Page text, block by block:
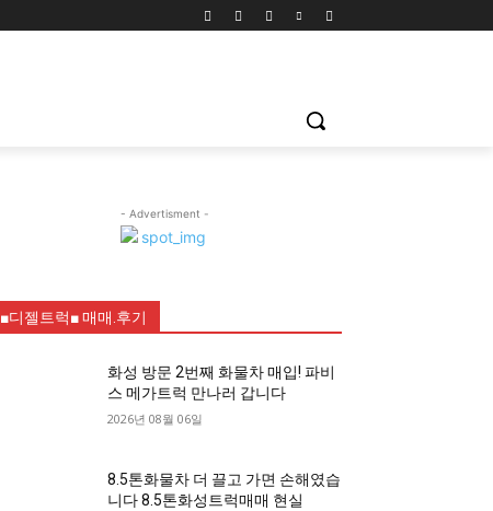
- Advertisment -
■디젤트럭■ 매매.후기
화성 방문 2번째 화물차 매입! 파비
스 메가트럭 만나러 갑니다
2026년 08월 06일
8.5톤화물차 더 끌고 가면 손해였습
니다 8.5톤화성트럭매매 현실